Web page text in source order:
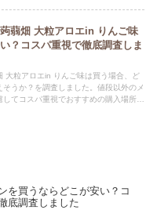
蒻畑 大粒アロエin りんご味
？コスパ重視で徹底調査しま
大粒アロエin りんご味は買う場合、ど
そうか？を調査しました。値段以外のメ
てコスパ重視でおすすめの購入場所を
を買うならどこが安い？コ
底調査しました